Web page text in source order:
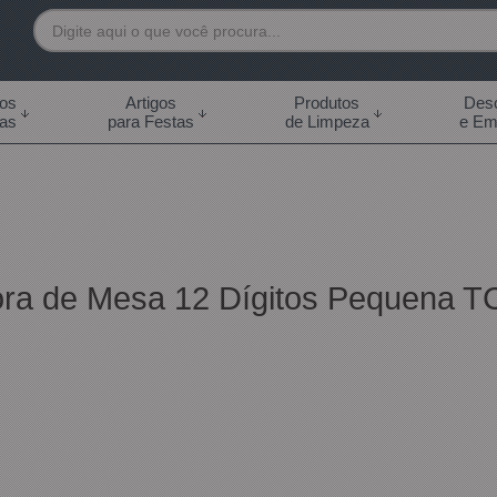
7892
às 18:00h Sábados -
14:00h
Artigos
para Festas
Produtos
de Limpeza
e
de Mesa 12 Dígitos Pequena